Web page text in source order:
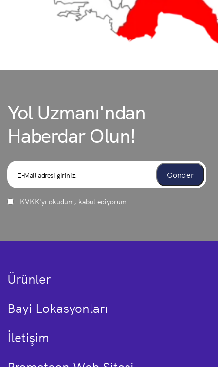
Yol Uzmanı'ndan
Haberdar Olun!
KVKK'yı okudum, kabul ediyorum.
Ürünler
Bayi Lokasyonları
İletişim